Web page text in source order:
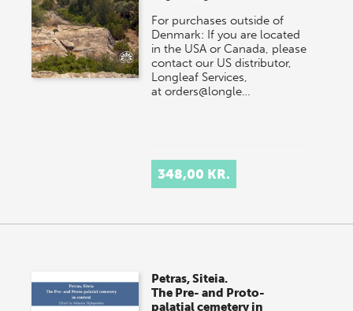
For purchases outside of
Denmark: If you are located
in the USA or Canada, please
contact our US distributor,
Longleaf Services,
at orders@longle…
348,00 KR.
Petras, Siteia.
The Pre- and Proto-
palatial cemetery in